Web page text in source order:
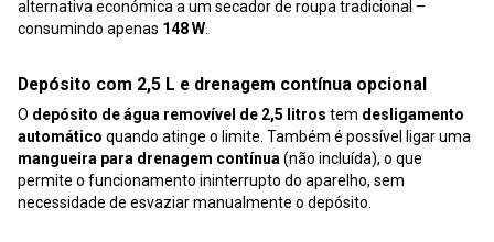
alternativa económica a um secador de roupa tradicional –
consumindo apenas 148 W
Depósito com 2,5 L e drenagem contínua opcional
O depósito de água removível de 2,5 litros tem desligamento
automático quando atinge o limite. Também é possível ligar uma
mangueira para drenagem contínua (não incluída), o que
permite o funcionamento ininterrupto do aparelho, sem
necessidade de esvaziar manualmente o depósito.